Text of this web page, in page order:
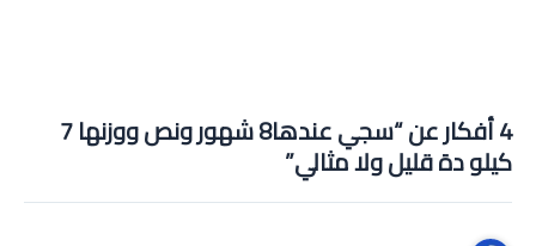
4 أفكار عن “سجي عندها8 شهور ونص ووزنها 7
كيلو دة قليل ولا مثالي”